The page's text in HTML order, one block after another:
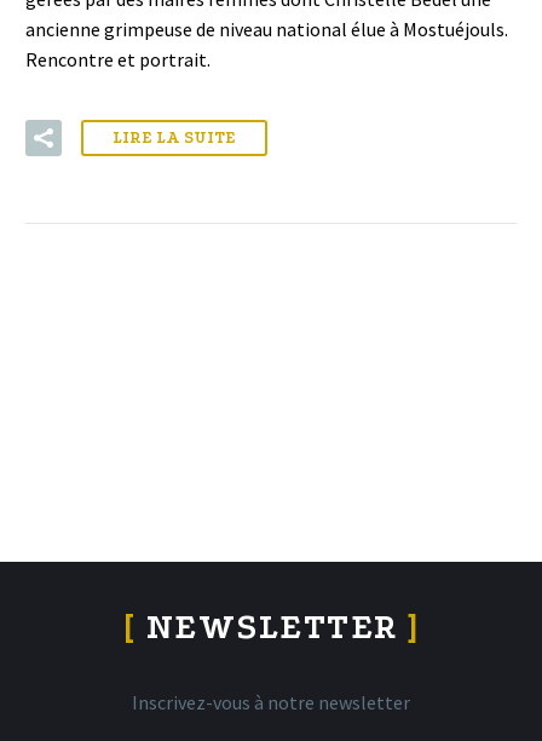
ancienne grimpeuse de niveau national élue à Mostuéjouls.
Rencontre et portrait.
LIRE LA SUITE
[ NEWSLETTER ]
Inscrivez-vous à notre newsletter